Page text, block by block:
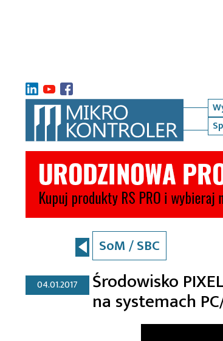
SoM / SBC
04.01.2017 Środowisko
na systemach